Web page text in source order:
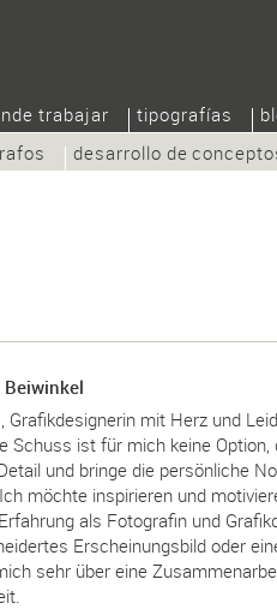
desarrollo de
trabajar tipografías
Beiwinkel
Grafikdesignerin mit Herz und
Schuss ist für mich keine
und bringe die persönliche
möchte inspirieren und
als Fotografin und
Erscheinungsbild oder
sehr über eine